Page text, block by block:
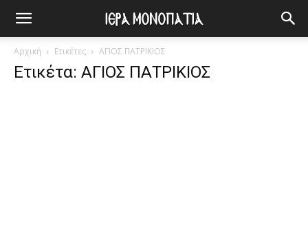
Αρχική Ετικέτες ΑΓΙΟΣ ΠΑΤΡΙΚΙΟΣ
Ετικέτα: ΑΓΙΟΣ ΠΑΤΡΙΚΙΟΣ